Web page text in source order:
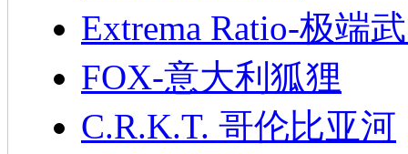
Extrema Ratio-极端
FOX-意大利狐狸
C.R.K.T. 哥伦比亚河